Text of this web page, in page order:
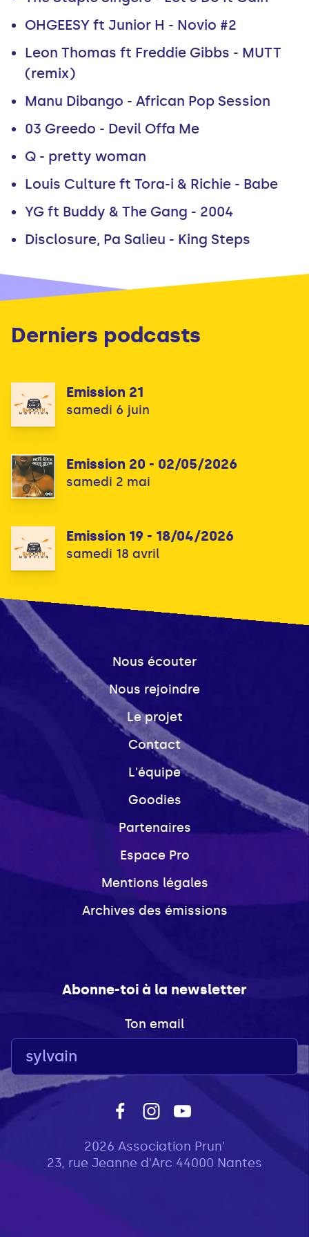
OHGEESY ft Junior H - Novio #2
Leon Thomas ft Freddie Gibbs - MUTT
(remix)
Manu Dibango - African Pop Session
03 Greedo - Devil Offa Me
Q - pretty woman
Louis Culture ft Tora-i & Richie - Babe
YG ft Buddy & The Gang - 2004
Disclosure, Pa Salieu - King Steps
Derniers podcasts
Emission 21
samedi 6 juin
Emission 20 - 02/05/2026
samedi 2 mai
Emission 19 - 18/04/2026
samedi 18 avril
Nous écouter
Nous rejoindre
Le projet
Contact
L'équipe
Goodies
Partenaires
Espace Pro
Mentions légales
Archives des émissions
Abonne-toi à la newsletter
Ton email
2026 Association Prun'
23, rue Jeanne d'Arc 44000 Nantes